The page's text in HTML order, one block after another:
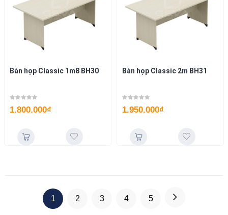
Bàn họp Classic 1m8 BH30
1.800.000₫
Bàn họp Classic 2m BH31
1.950.000₫
1 2 3 4 5